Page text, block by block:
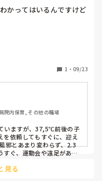
かってはいるんですけど
ンに腫れが酷かったの
夜から目の腫れがおさ
とのことで検温すると、
1 ・ 09/23
院内保育, その他の職場
いますが、37,5℃前後の子
を依頼してもすぐに、迎え
邪とあまり変わらず、2.3
すぐ、運動会や遠足があり
見る